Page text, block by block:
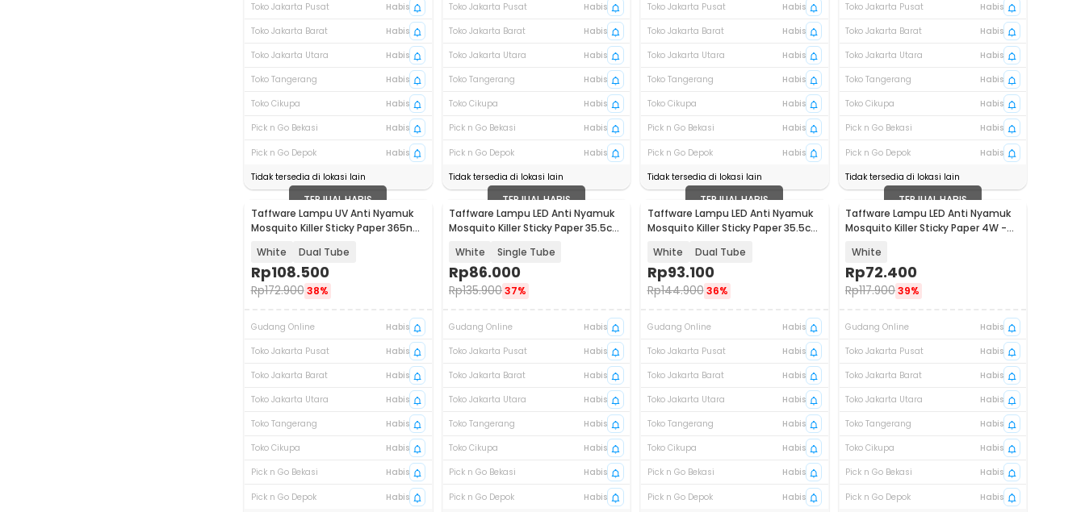
Toko Jakarta Pusat
Habis
Toko Jakarta Barat
Habis
Toko Jakarta Utara
Habis
Toko Tangerang
Habis
Toko Cikupa
Habis
Pick n Go Bekasi
Habis
Pick n Go Depok
Habis
Tidak tersedia di lokasi lain
Toko Jakarta Pusat
Habis
Toko Jakarta Barat
Habis
Toko Jakarta Utara
Habis
Toko Tangerang
Habis
Toko Cikupa
Habis
Pick n Go Bekasi
Habis
Pick n Go Depok
Habis
Tidak tersedia di lokasi lain
Toko Jakarta Pusat
Habis
Toko Jakarta Barat
Habis
Toko Jakarta Utara
Habis
Toko Tangerang
Habis
Toko Cikupa
Habis
Pick n Go Bekasi
Habis
Pick n Go Depok
Habis
Tidak tersedia di lokasi lain
Toko Jakarta Pusat
Habis
Toko Jakarta Barat
Habis
Toko Jakarta Utara
Habis
Toko Tangerang
Habis
Toko Cikupa
Habis
Pick n Go Bekasi
Habis
Pick n Go Depok
Habis
Tidak tersedia di lokasi lain
TERJUAL HABIS
Taffware Lampu UV Anti Nyamuk
Mosquito Killer Sticky Paper 365nm
White Dual Tube
Rp108.500
Rp172.900 38%
Gudang Online
Habis
Toko Jakarta Pusat
Habis
Toko Jakarta Barat
Habis
Toko Jakarta Utara
Habis
Toko Tangerang
Habis
Toko Cikupa
Habis
Pick n Go Bekasi
Habis
Pick n Go Depok Habis
TERJUAL HABIS
Taffware Lampu LED Anti Nyamuk
Mosquito Killer Sticky Paper 35.5cm
White Single Tube
Rp86.000
Rp135.90037%
Gudang Online
Habis
Toko Jakarta Pusat
Habis
Toko Jakarta Barat
Habis
Toko Jakarta Utara
Habis
Toko Tangerang
Habis
Toko Cikupa
Habis
Pick n Go Bekasi
Habis
Pick n Go Depok Habis
TERJUAL HABIS
Taffware Lampu LED Anti Nyamuk
Mosquito Killer Sticky Paper 35.5cm
White Dual Tube
Rp93.100
Rp144.900 36%
Gudang Online
Habis
Toko Jakarta Pusat
Habis
Toko Jakarta Barat
Habis
Toko Jakarta Utara
Habis
Toko Tangerang
Habis
Toko Cikupa
Habis
Pick n Go Bekasi
Habis
Pick n Go Depok Habis
TERJUAL HABIS
Taffware Lampu LED Anti Nyamuk
Mosquito Killer Sticky Paper 4W -
White
Rp72.400
Rp117.90039%
Gudang Online
Habis
Toko Jakarta Pusat
Habis
Toko Jakarta Barat
Habis
Toko Jakarta Utara
Habis
Toko Tangerang
Habis
Toko Cikupa
Habis
Pick n Go Bekasi
Habis
Pick n Go Depok Habis